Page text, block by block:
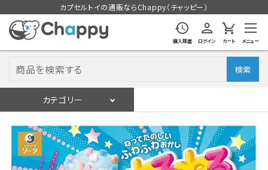
カプセルトイの通販ならChappy（チャッピー）
購入履歴 ログイン カート メニュー
検索
カテゴリー
ログイン 会員登録
入荷スケジュールをチェック